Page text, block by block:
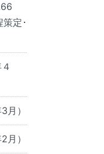
定･
）
）